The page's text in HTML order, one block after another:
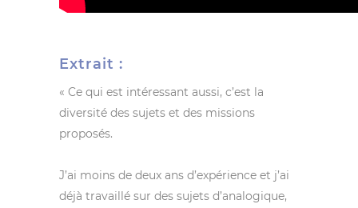
Extrait :
« Ce qui est intéressant aussi, c’est la
diversité des sujets et des missions
proposés.
J’ai moins de deux ans d’expérience et j’ai
déjà travaillé sur des sujets d’analogique,